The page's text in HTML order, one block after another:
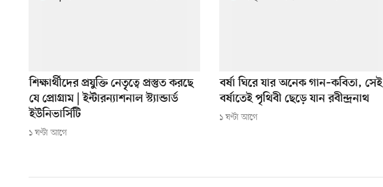
শিক্ষার্থীদের প্রযুক্তি নেতৃত্বে প্রস্তুত করছে
যে প্রোগ্রাম | ইন্টারন্যাশনাল স্ট্যান্ডার্ড
ইউনিভার্সিটি
১ ঘণ্টা আগে
বর্ষা ঘিরে যার অনেক গান–কবিতা, সেই
বর্ষাতেই পৃথিবী ছেড়ে যান রবীন্দ্রনাথ
১ ঘণ্টা আগে